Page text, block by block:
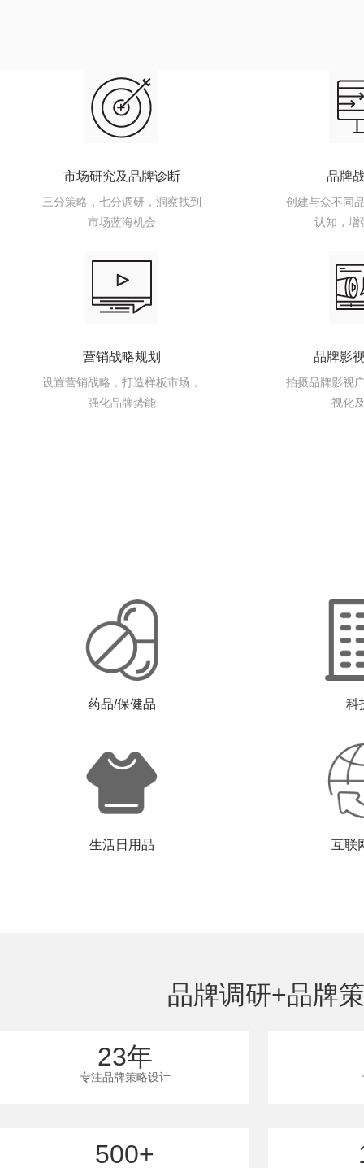
市场研究及品牌诊断
三分策略，七分调研，洞察找到
市场蓝海机会
品牌
创建与众不同
认知，增
营销战略规划
设置营销战略，打造样板市场，
强化品牌势能
品牌影
拍摄品牌影视
视化
药品/保健品 科
生活日用品 互联
品牌调研+品牌
23年
专注品牌策略设计
500+